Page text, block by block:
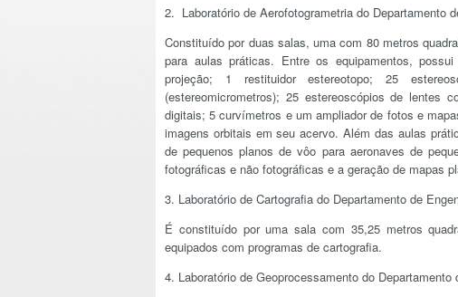
2. Laboratório de Aerofotogrametria do Departamento
Constituído por duas salas, uma com 80 metros
para aulas práticas. Entre os equipamentos,
projeção; 1 restituidor estereotopo; 25
(estereomicrometros); 25 estereoscópios de
digitais; 5 curvímetros e um ampliador de fotos e
imagens orbitais em seu acervo. Além das aulas
de pequenos planos de vôo para aeronaves de
fotográficas e não fotográficas e a geração de mapas
3. Laboratório de Cartografia do Departamento de
É constituído por uma sala com 35,25 metros
equipados com programas de cartografia.
4. Laboratório de Geoprocessamento do Departamento